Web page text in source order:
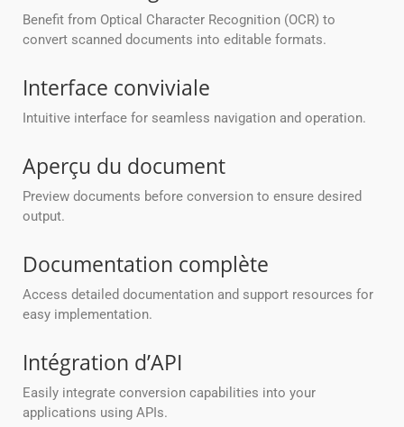
Benefit from Optical Character Recognition (OCR) to
convert scanned documents into editable formats.
Interface conviviale
Intuitive interface for seamless navigation and operation.
Aperçu du document
Preview documents before conversion to ensure desired
output.
Documentation complète
Access detailed documentation and support resources for
easy implementation.
Intégration d’API
Easily integrate conversion capabilities into your
applications using APIs.